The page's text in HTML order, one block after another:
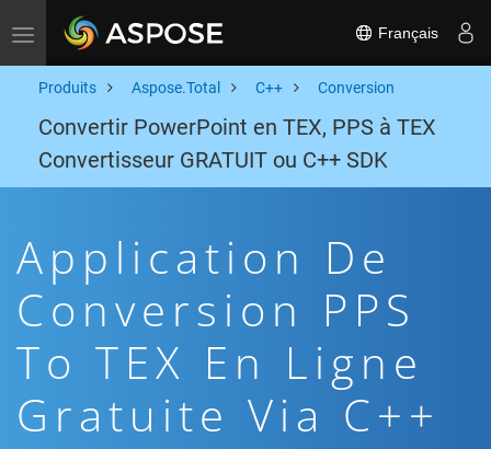
Toggle navigation Français
Produits Aspose.Total C++ Conversion
Convertir PowerPoint en TEX, PPS à TEX
Convertisseur GRATUIT ou C++ SDK
Application De
Conversion PPS
To TEX En Ligne
Gratuite Via C++